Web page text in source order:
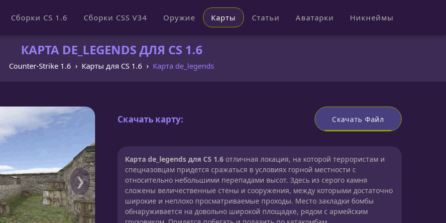
Сборки CS 1.6 Сборки CSS V34 Оружие Карты Статьи Аватарки Никнеймы
КАРТА DE_LEGENDS ДЛЯ CS 1.6
Counter-Strike 1.6 Карты для CS 1.6 Карта de_legends
❯
Скачать карту: Скачать Файл
Карта de_legends для CS 1.6 отличная локация, на которой террористам и
спецназовцам придется сражаться в условиях горной местности с
относительно небольшими перепадами высот. Здесь из серого камня
сложены величественные стены и сооружения, между которыми достаточно
широкие и неплохо просматриваемые проходы. Место закладки бомбы
обнаруживается на довольно широкой площадке, рядом с армейским